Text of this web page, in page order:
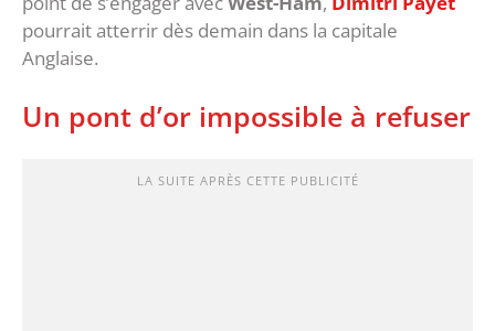
pourrait atterrir dès demain dans la capitale
Anglaise.
Un pont d’or impossible à refuser
LA SUITE APRÈS CETTE PUBLICITÉ